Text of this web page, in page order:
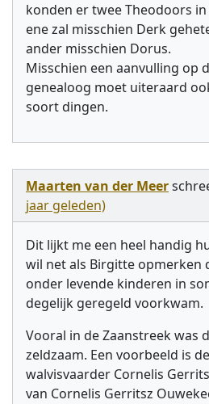
konden er twee Theodoors
ene zal misschien Derk
ander misschien Dorus.
Misschien een aanvulling op
genealoog moet uiteraard
soort dingen.
Maarten van der Meer
jaar geleden)
Dit lijkt me een heel handig
wil net als Birgitte opmerken
onder levende kinderen in
degelijk geregeld voorkwam.
Vooral in de Zaanstreek was
zeldzaam. Een voorbeeld is
walvisvaarder Cornelis
van Cornelis Gerritsz